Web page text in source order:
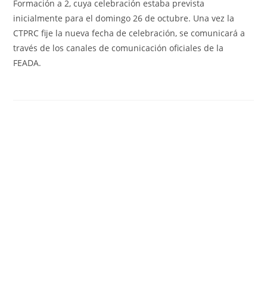
Formación a 2, cuya celebración estaba prevista
inicialmente para el domingo 26 de octubre. Una vez la
CTPRC fije la nueva fecha de celebración, se comunicará a
través de los canales de comunicación oficiales de la
FEADA.